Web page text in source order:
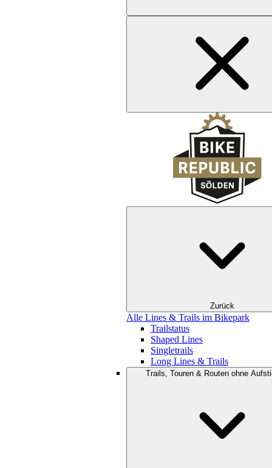
Zurück
Alle Lines & Trails im Bikepark
Trailstatus
Shaped Lines
Singletrails
Long Lines & Trails
Trails, Touren & Routen ohne